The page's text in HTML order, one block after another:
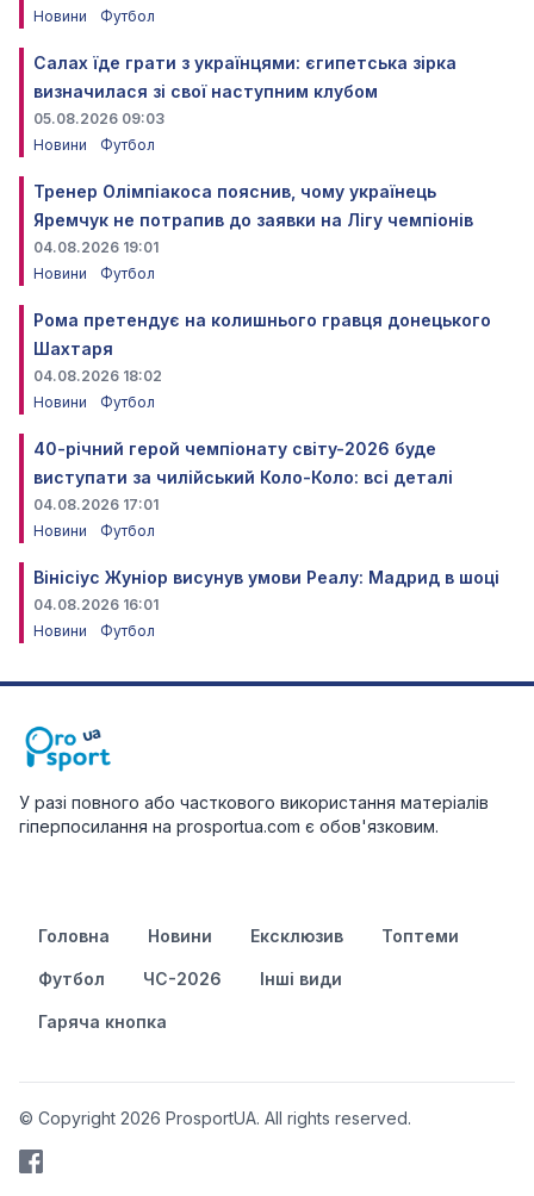
Новини
Футбол
Салах їде грати з українцями: єгипетська зірка
визначилася зі свої наступним клубом
05.08.2026 09:03
Новини
Футбол
Тренер Олімпіакоса пояснив, чому українець
Яремчук не потрапив до заявки на Лігу чемпіонів
04.08.2026 19:01
Новини
Футбол
Рома претендує на колишнього гравця донецького
Шахтаря
04.08.2026 18:02
Новини
Футбол
40-річний герой чемпіонату світу-2026 буде
виступати за чилійський Коло-Коло: всі деталі
04.08.2026 17:01
Новини
Футбол
Вінісіус Жуніор висунув умови Реалу: Мадрид в шоці
04.08.2026 16:01
Новини
Футбол
У разі повного або часткового використання матеріалів
гіперпосилання на prosportua.com є обов'язковим.
Головна Новини Ексклюзив Топтеми
Футбол ЧС-2026 Інші види
Гаряча кнопка
© Copyright 2026 ProsportUA. All rights reserved.